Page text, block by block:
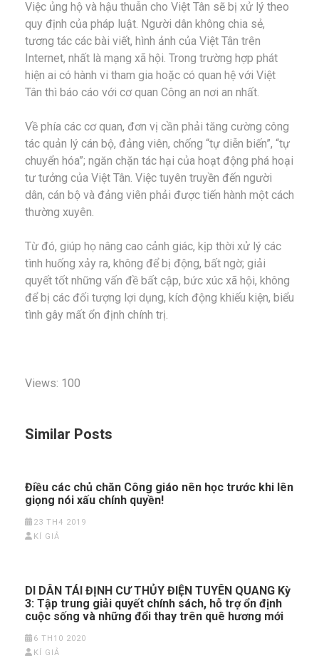
Việc ủng hộ và hậu thuẫn cho Việt Tân sẽ bị xử lý theo
quy định của pháp luật. Người dân không chia sẻ,
tương tác các bài viết, hình ảnh của Việt Tân trên
Internet, nhất là mạng xã hội. Trong trường hợp phát
hiện ai có hành vi tham gia hoặc có quan hệ với Việt
Tân thì báo cáo với cơ quan Công an nơi an nhất.
Về phía các cơ quan, đơn vị cần phải tăng cường công
tác quản lý cán bộ, đảng viên, chống “tự diễn biến”, “tự
chuyển hóa”; ngăn chặn tác hại của hoạt động phá hoại
tư tưởng của Việt Tân. Việc tuyên truyền đến người
dân, cán bộ và đảng viên phải được tiến hành một cách
thường xuyên.
Từ đó, giúp họ nâng cao cảnh giác, kịp thời xử lý các
tình huống xảy ra, không để bị động, bất ngờ; giải
quyết tốt những vấn đề bất cập, bức xúc xã hội, không
để bị các đối tượng lợi dụng, kích động khiếu kiện, biểu
tình gây mất ổn định chính trị.
Views: 100
Similar Posts
Điều các chủ chăn Công giáo nên học trước khi lên
giọng nói xấu chính quyền!
23 TH4 2019
KÍ GIẢ
DI DÂN TÁI ĐỊNH CƯ THỦY ĐIỆN TUYÊN QUANG Kỳ
3: Tập trung giải quyết chính sách, hỗ trợ ổn định
cuộc sống và những đổi thay trên quê hương mới
6 TH10 2020
KÍ GIẢ